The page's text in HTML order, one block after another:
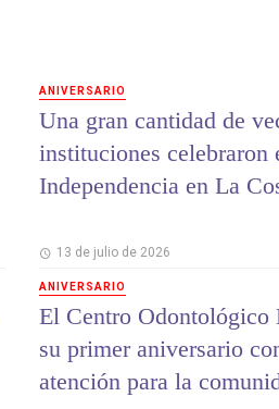
ANIVERSARIO
Una gran cantidad de
instituciones celebraron
Independencia en La
13 de julio de 2026
ANIVERSARIO
El Centro
su primer aniversario
atención para la